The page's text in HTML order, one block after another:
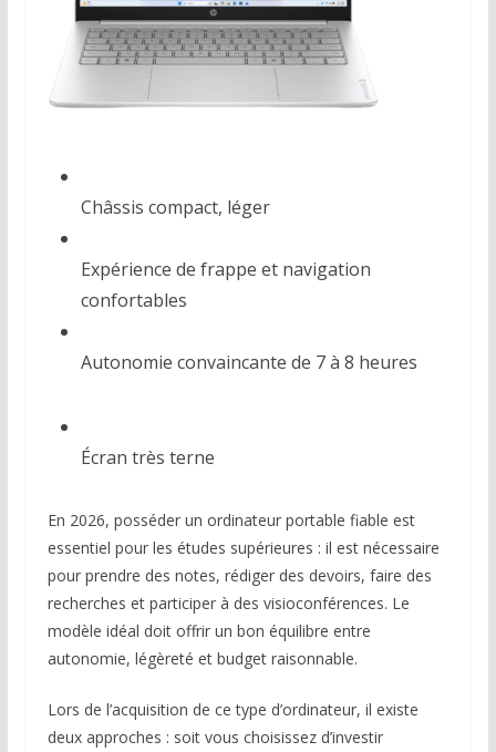
Châssis compact, léger
Expérience de frappe et navigation
confortables
Autonomie convaincante de 7 à 8 heures
Écran très terne
En 2026, posséder un ordinateur portable fiable est
essentiel pour les études supérieures : il est nécessaire
pour prendre des notes, rédiger des devoirs, faire des
recherches et participer à des visioconférences. Le
modèle idéal doit offrir un bon équilibre entre
autonomie, légèreté et budget raisonnable.
Lors de l’acquisition de ce type d’ordinateur, il existe
deux approches : soit vous choisissez d’investir